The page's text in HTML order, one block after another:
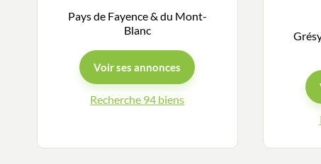
Pays de Fayence & du Mont-
Blanc
Voir ses annonces
Recherche 94 biens